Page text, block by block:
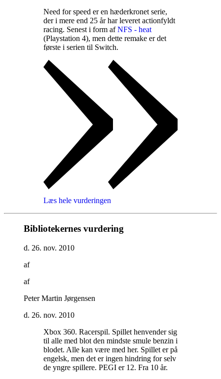
Need for speed er en hæderkronet serie,
der i mere end 25 år har leveret actionfyldt
racing. Senest i form afNFS - heat
(Playstation 4), men dette remake er det
første i serien til Switch.
Læs hele vurderingen
Bibliotekernes vurdering
d. 26. nov. 2010
af
af
Peter Martin Jørgensen
d. 26. nov. 2010
Xbox 360. Racerspil. Spillet henvender sig
til alle med blot den mindste smule benzin i
blodet. Alle kan være med her. Spillet er på
engelsk, men det er ingen hindring for selv
de yngre spillere. PEGI er 12. Fra 10 år.